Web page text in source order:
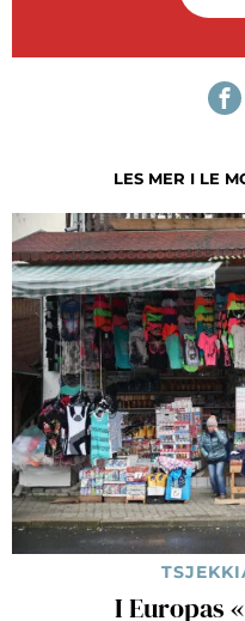
LES MER I LE
I Europas